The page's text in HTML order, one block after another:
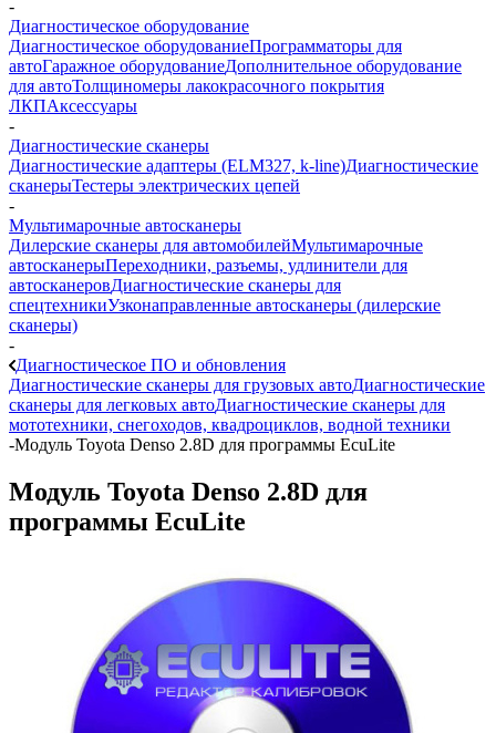
-
Диагностическое оборудование
Диагностическое оборудованиеПрограмматоры для
автоГаражное оборудованиеДополнительное оборудование
для автоТолщиномеры лакокрасочного покрытия
ЛКПАксессуары
-
Диагностические сканеры
Диагностические адаптеры (ELM327, k-line)Диагностические
сканерыТестеры электрических цепей
-
Мультимарочные автосканеры
Дилерские сканеры для автомобилейМультимарочные
автосканерыПереходники, разъемы, удлинители для
автосканеровДиагностические сканеры для
спецтехникиУзконаправленные автосканеры (дилерские
сканеры)
-
Диагностическое ПО и обновления
Диагностические сканеры для грузовых автоДиагностические
сканеры для легковых автоДиагностические сканеры для
мототехники, снегоходов, квадроциклов, водной техники
-Модуль Toyota Denso 2.8D для программы EcuLite
Модуль Toyota Denso 2.8D для
программы EcuLite